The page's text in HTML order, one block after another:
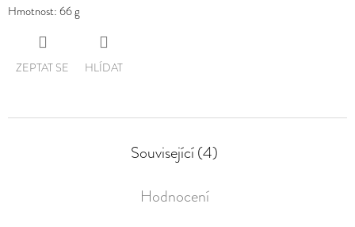
Hmotnost: 66 g
ZEPTAT SE HLÍDAT
Související (4)
Hodnocení